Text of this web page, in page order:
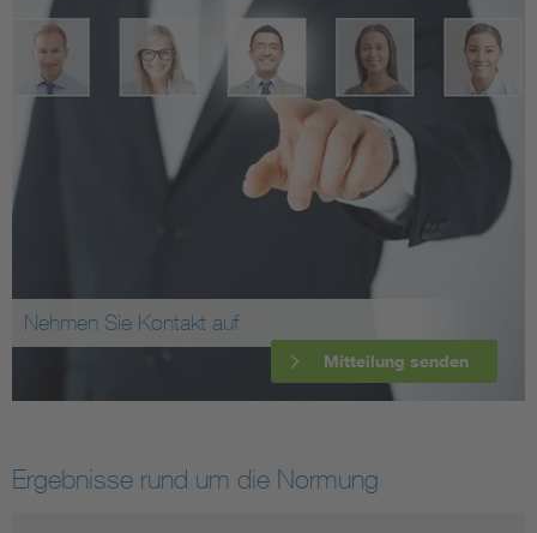
Nehmen Sie Kontakt auf
Mitteilung senden
Ergebnisse rund um die Normung